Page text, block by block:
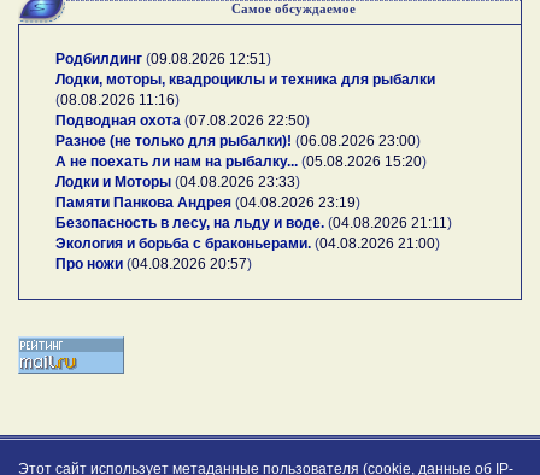
Самое обсуждаемое
Родбилдинг (09.08.2026 12:51)
Лодки, моторы, квадроциклы и техника для рыбалки
(08.08.2026 11:16)
Подводная охота (07.08.2026 22:50)
Разное (не только для рыбалки)! (06.08.2026 23:00)
А не поехать ли нам на рыбалку... (05.08.2026 15:20)
Лодки и Моторы (04.08.2026 23:33)
Памяти Панкова Андрея (04.08.2026 23:19)
Безопасность в лесу, на льду и воде. (04.08.2026 21:11)
Экология и борьба с браконьерами. (04.08.2026 21:00)
Про ножи (04.08.2026 20:57)
Этот сайт использует метаданные пользователя (cookie, данные об IP-